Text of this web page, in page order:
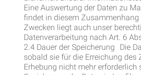
Eine Auswertung der Daten zu
findet in diesem
Zwecken liegt auch unser
Datenverarbeitung nach Art. 6
2.4 Dauer der Speicherung Die
sobald sie für die Erreichung des
Erhebung nicht mehr erforderlich